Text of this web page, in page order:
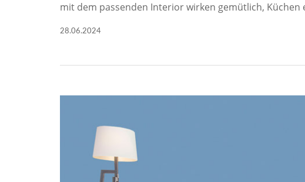
mit dem passenden Interior wirken gemütlich,
28.06.2024